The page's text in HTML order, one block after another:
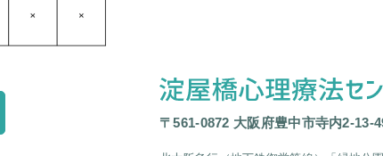
〒561-0872 大阪府豊中市寺内2-13-